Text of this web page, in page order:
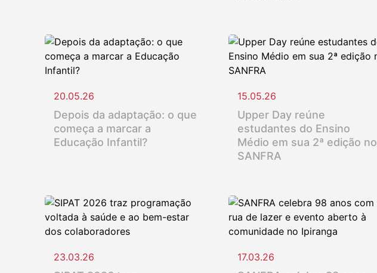
20.05.26
Depois da adaptação: o que
começa a marcar a
Educação Infantil?
15.05.26
Upper Day reúne
estudantes do Ensino
Médio em sua 2ª edição no
SANFRA
23.03.26 17.03.26